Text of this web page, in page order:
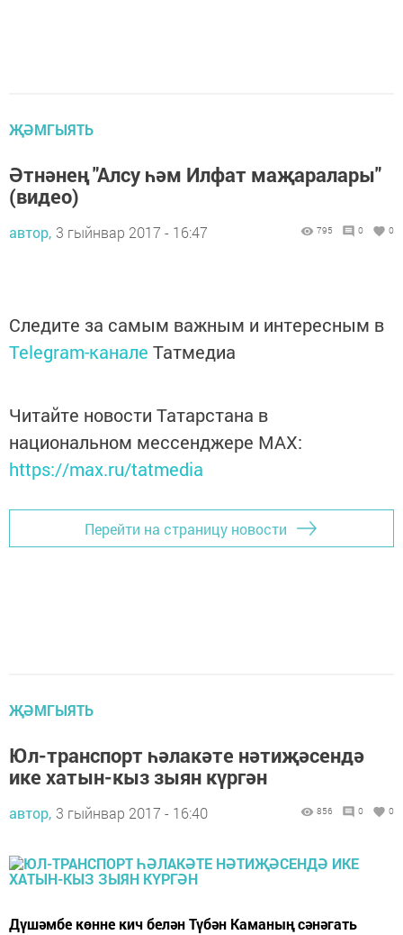
ҖӘМГЫЯТЬ
Әтнәнең "Алсу һәм Илфат маҗаралары"
(видео)
автор, 3 гыйнвар 2017 - 16:47 795 0 0
Следите за самым важным и интересным в
Telegram-канале Татмедиа
Читайте новости Татарстана в
национальном мессенджере MАХ:
https://max.ru/tatmedia
Перейти на страницу новости
ҖӘМГЫЯТЬ
Юл-транспорт һәлакәте нәтиҗәсендә
ике хатын-кыз зыян күргән
автор, 3 гыйнвар 2017 - 16:40 856 0 0
Дүшәмбе көнне кич белән Түбән Каманың сәнәгать